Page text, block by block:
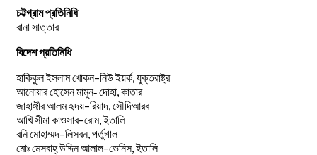
চট্টগ্রাম প্রতিনিধি
রানা সাত্তার
বিদেশ প্রতিনিধি
হাকিকুলইসলামখোকন–নিউইয়র্ক, যুক্তরাষ্ট্র
আনোয়ারহোসেনমামুন-দোহা কাতার
জাহাঙ্গীরআলমহৃদয়–রিয়াদ সৌদিআরব
আখিসীমাকাওসার–রোম,ইতালি
রনিমোহাম্মদ–লিসবন, পর্তুগাল
মোঃমেসবাহ্উদ্দিনআলাল–ভেনিস,ইতালি